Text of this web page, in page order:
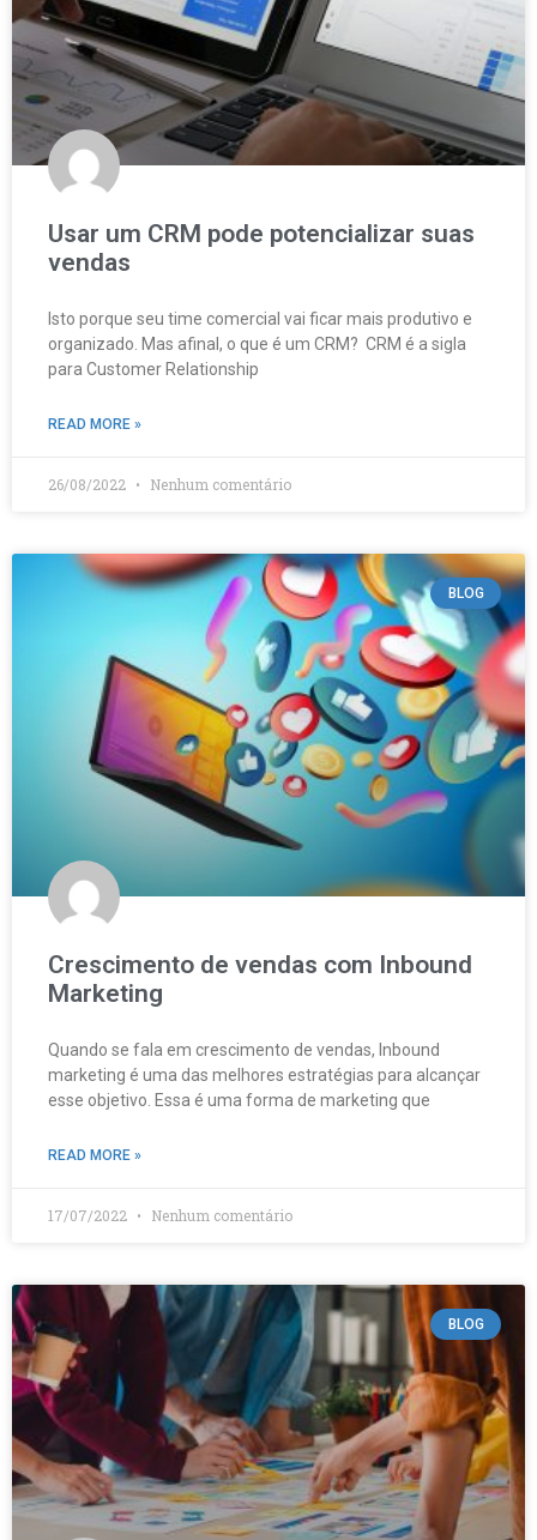
Usar um CRM pode potencializar suas
vendas
Isto porque seu time comercial vai ficar mais produtivo e
organizado. Mas afinal, o que é um CRM? CRM é a sigla
para Customer Relationship
READ MORE »
26/08/2022 Nenhum comentário
BLOG
Crescimento de vendas com Inbound
Marketing
Quando se fala em crescimento de vendas, Inbound
marketing é uma das melhores estratégias para alcançar
esse objetivo. Essa é uma forma de marketing que
READ MORE »
17/07/2022 Nenhum comentário
BLOG